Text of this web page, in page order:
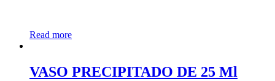
Read more
VASO PRECIPITADO DE 25 Ml